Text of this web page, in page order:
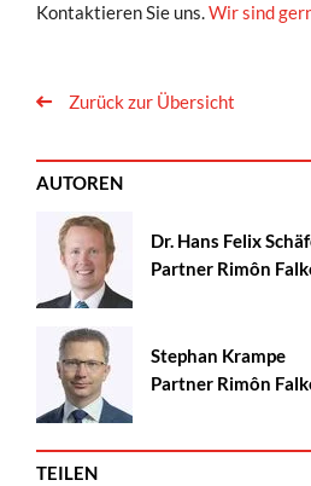
Kontaktieren Sie uns.Wir sind
Zurück zur Übersicht
AUTOREN
Dr. Hans Felix
Partner Rimôn
Stephan Krampe
Partner Rimôn
TEILEN